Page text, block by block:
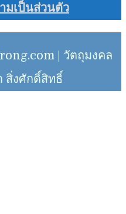
มเป็นส่วนตัว
| วัตถุมงคล
สิ่งศักดิ์สิทธิ์